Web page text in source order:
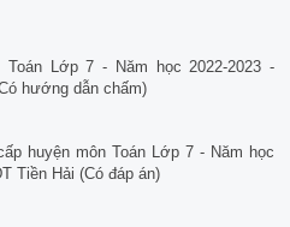
Lớp 7 - Năm học 2022-2023 -
hướng dẫn chấm)
huyện môn Toán Lớp 7 - Năm học
Tiền Hải (Có đáp án)